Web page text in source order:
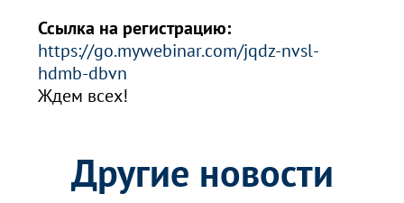
Ссылка на регистрацию:
https://go.mywebinar.com/jqdz-nvsl-
hdmb-dbvn
Ждем всех!
Другие новости